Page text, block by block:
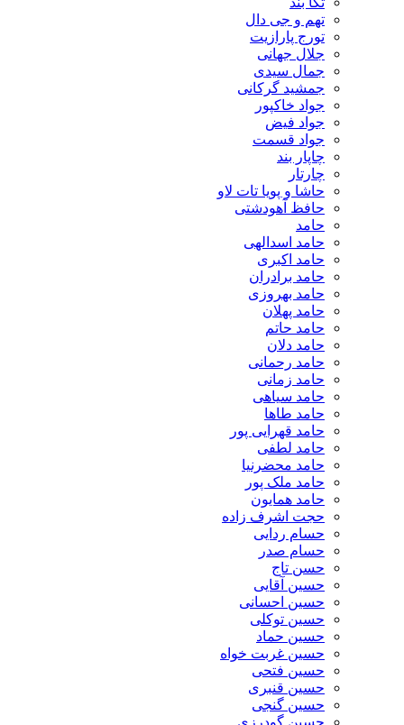
تهم و جی دال
تورج پارازیت
جلال جهانی
جمال سیدی
جمشید گرکانی
جواد خاکپور
جواد فیض
جواد قسمت
چاپار بند
چارتار
حاشا و پویا تات لاو
حافظ آهودشتی
حامد
حامد اسدالهی
حامد اکبری
حامد برادران
حامد بهروزی
حامد پهلان
حامد حاتم
حامد دلان
حامد رحمانی
حامد زمانی
حامد سیاهی
حامد طاها
حامد قهرایی پور
حامد لطفی
حامد محضرنیا
حامد ملک پور
حامد همایون
حجت اشرف زاده
حسام ردایی
حسام صدر
حسن تاج
حسین آقایی
حسین احسانی
حسین توکلی
حسین حماد
حسین غربت خواه
حسین فتحی
حسین قنبری
حسین گنجی
حسین گودرزی